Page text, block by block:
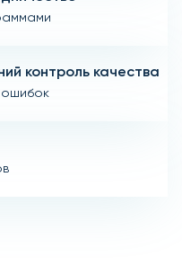
контроль качества
ошибок